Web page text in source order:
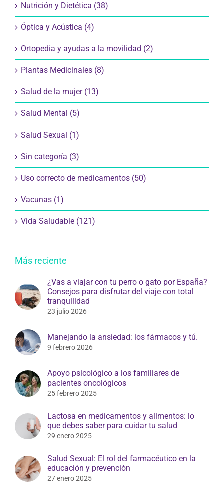
Nutrición y Dietética (38)
Óptica y Acústica (4)
Ortopedia y ayudas a la movilidad (2)
Plantas Medicinales (8)
Salud de la mujer (13)
Salud Mental (5)
Salud Sexual (1)
Sin categoría (3)
Uso correcto de medicamentos (50)
Vacunas (1)
Vida Saludable (121)
Más reciente
¿Vas a viajar con tu perro o gato por España?
Consejos para disfrutar del viaje con total
tranquilidad
23 julio 2026
Manejando la ansiedad: los fármacos y tú.
9 febrero 2026
Apoyo psicológico a los familiares de
pacientes oncológicos
25 febrero 2025
Lactosa en medicamentos y alimentos: lo
que debes saber para cuidar tu salud
29 enero 2025
Salud Sexual: El rol del farmacéutico en la
educación y prevención
27 enero 2025